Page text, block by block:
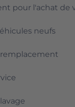
pour l'achat de
neufs